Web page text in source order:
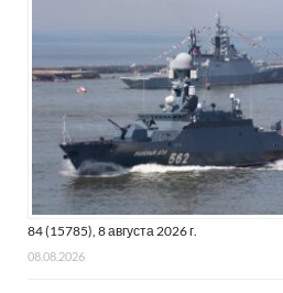
84 (15785), 8 августа 2026 г.
08.08.2026